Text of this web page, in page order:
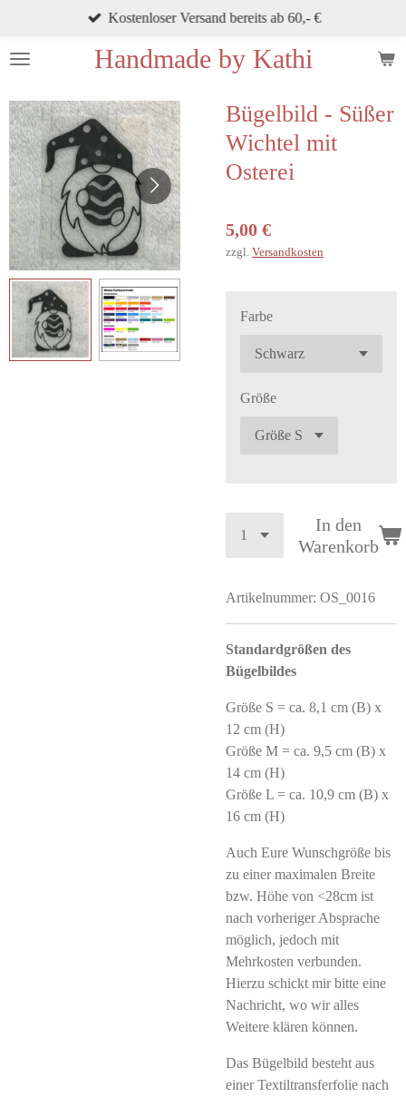
springen
Handmade by Kathi
Kostenloser Versand bereits ab 60,- €
Bügelbild - Süßer
Wichtel mit
Osterei
5,00 €
zzgl. Versandkosten
Farbe
Größe
In den
Warenkorb
Artikelnummer: OS_0016
Standardgrößen des
Bügelbildes
Größe S = ca. 8,1 cm (B) x
12 cm (H)
Größe M = ca. 9,5 cm (B) x
14 cm (H)
Größe L = ca. 10,9 cm (B) x
16 cm (H)
Auch Eure Wunschgröße bis
zu einer maximalen Breite
bzw. Höhe von <28cm ist
nach vorheriger Absprache
möglich, jedoch mit
Mehrkosten verbunden.
Hierzu schickt mir bitte eine
Nachricht, wo wir alles
Weitere klären können.
Das Bügelbild besteht aus
einer Textiltransferfolie nach